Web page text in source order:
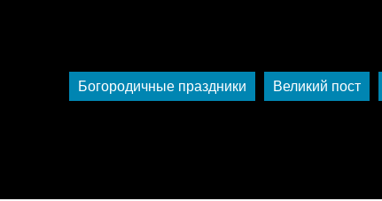
Богородичные праздники Великий пост